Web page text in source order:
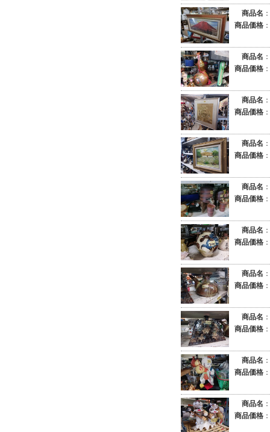
商品名 ：
商品価格 ：
商品名 ：
商品価格 ：
商品名 ：
商品価格 ：
商品名 ：
商品価格 ：
商品名 ：
商品価格 ：
商品名 ：
商品価格 ：
商品名 ：
商品価格 ：
商品名 ：
商品価格 ：
商品名 ：
商品価格 ：
商品名 ：
商品価格 ：